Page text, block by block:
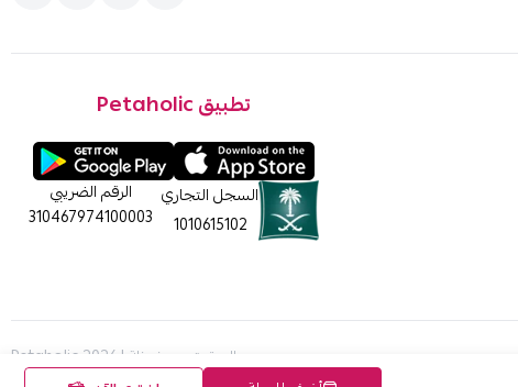
تطبيق Petaholic
السجل التجاري
1010615102
الرقم الضريبي
310467974100003
الحقوق محفوظة | 2026 Petaholic